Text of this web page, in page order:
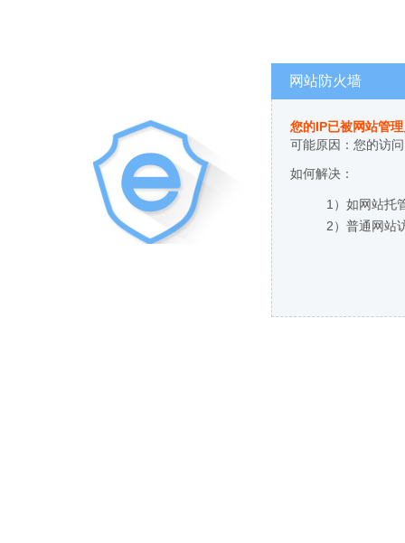
网站防火墙
您的IP已被网站管
可能原因：您的访
如何解决：
1）如网站托
2）普通网站